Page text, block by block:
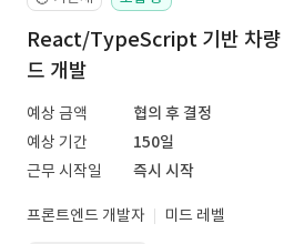
React/TypeScript 기반 차량
드 개발
예상 금액
협의 후 결정
예상 기간
150일
근무 시작일
즉시 시작
프론트엔드 개발자 미드 레벨